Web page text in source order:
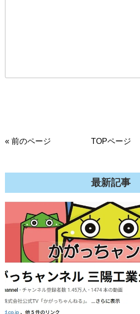
« 前のページ TOPページ
最新記事